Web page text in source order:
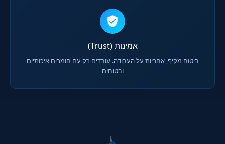
אמינות (Trust)
ביטוח מקיף, אחריות על העבודה. עובדים רק עם חומרים איכותיים
ובטוחים